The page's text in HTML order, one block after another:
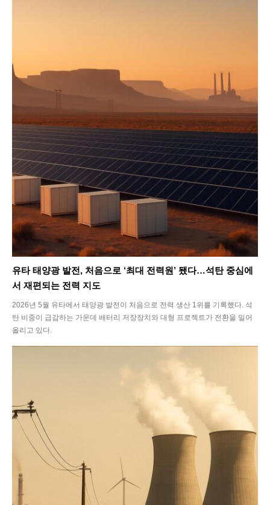
Energy
Food
Health
Life
Interview
Article
Tech
유타 태양광 발전, 처음으로 ‘최대 전력원’ 됐다…석탄 중심에
서 재편되는 전력 지도
2026년 5월 유타에서 태양광 발전이 처음으로 전력 생산 1위를 기록했다. 석
탄 비중이 급감하는 가운데 배터리 저장장치와 대형 프로젝트가 전환을 밀어
올리고 있다.